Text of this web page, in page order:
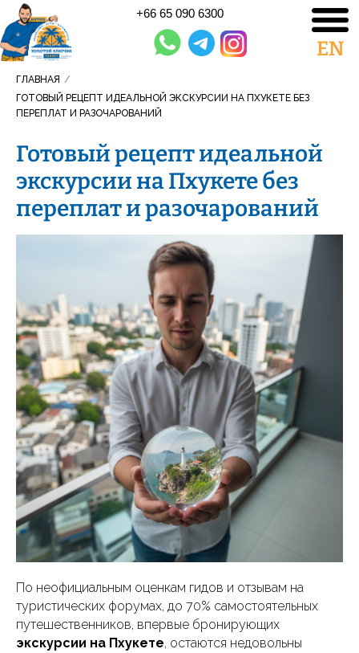
EN
+66 65 090 6300
ГЛАВНАЯ /
ГОТОВЫЙ РЕЦЕПТ ИДЕАЛЬНОЙ ЭКСКУРСИИ НА ПХУКЕТЕ БЕЗ
ПЕРЕПЛАТ И РАЗОЧАРОВАНИЙ
Готовый рецепт идеальной
экскурсии на Пхукете без
переплат и разочарований
По неофициальным оценкам гидов и отзывам на
туристических форумах, до 70% самостоятельных
путешественников, впервые бронирующих
экскурсии на Пхукете, остаются недовольны